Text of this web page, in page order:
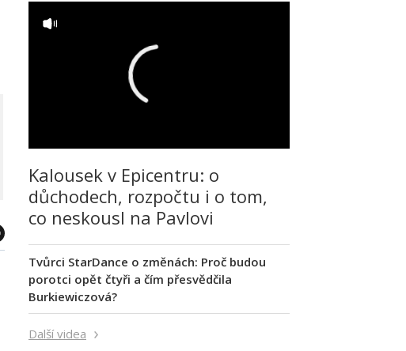
Kalousek v Epicentru: o
důchodech, rozpočtu i o tom,
co neskousl na Pavlovi
Tvůrci StarDance o změnách: Proč budou
porotci opět čtyři a čím přesvědčila
Burkiewiczová?
Další videa